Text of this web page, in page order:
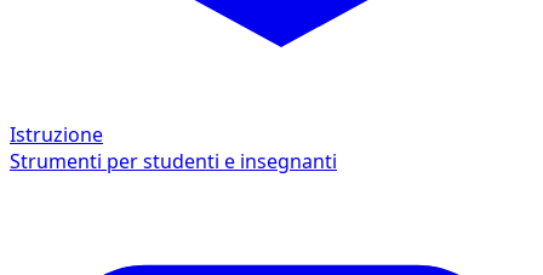
Istruzione
Strumenti per studenti e insegnanti